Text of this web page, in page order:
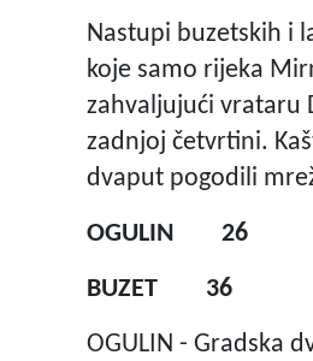
Nastupi buzetskih i
koje samo rijeka
zahvaljujući vrataru
zadnjoj četvrtini.
dvaput pogodili
OGULIN 26
BUZET 36
OGULIN - Gradska